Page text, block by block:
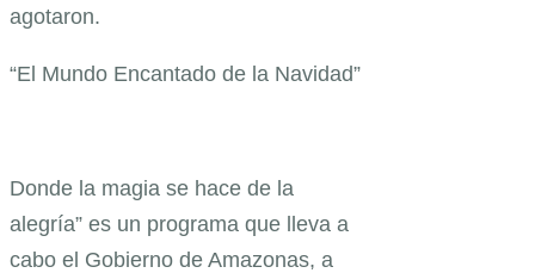
agotaron.
“El Mundo Encantado de la Navidad”
Donde la magia se hace de la
alegría” es un programa que lleva a
cabo el Gobierno de Amazonas, a